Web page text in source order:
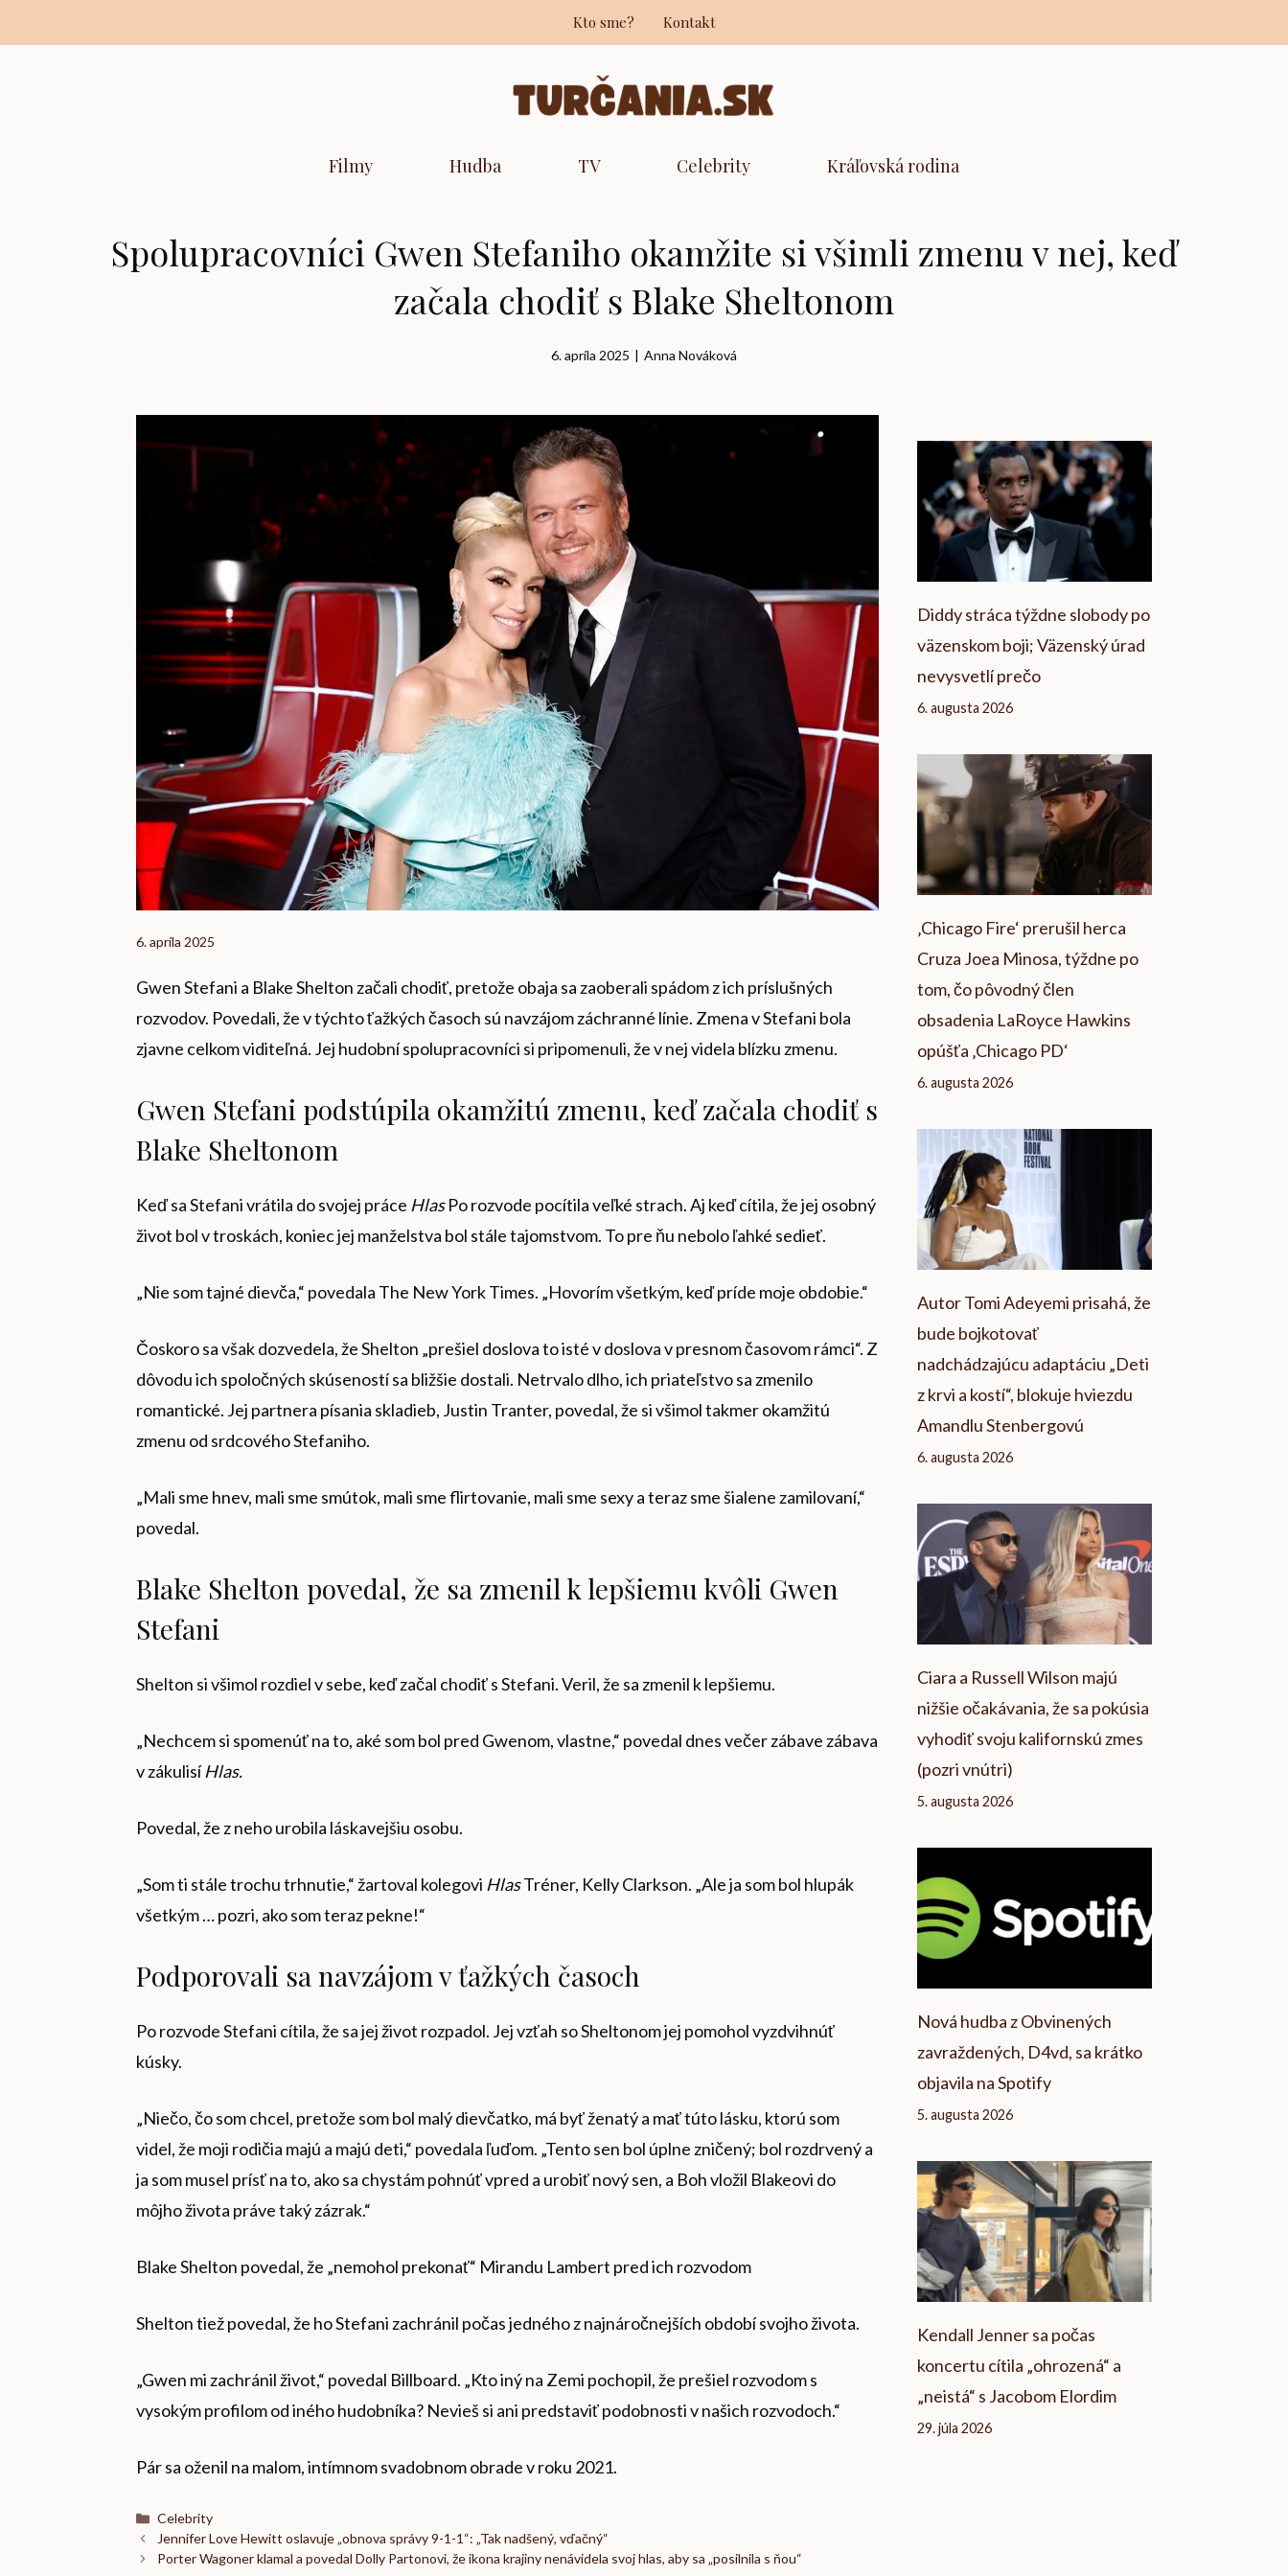
na
Kto sme? Kontakt
Filmy Hudba TV Celebrity Kráľovská rodina
Spolupracovníci Gwen Stefaniho okamžite si všimli zmenu v nej, keď
začala chodiť s Blake Sheltonom
6. apríla 2025 | Anna Nováková
6. apríla 2025
Gwen Stefani a Blake Shelton začali chodiť, pretože obaja sa zaoberali spádom z ich príslušných
rozvodov. Povedali, že v týchto ťažkých časoch sú navzájom záchranné línie. Zmena v Stefani bola
zjavne celkom viditeľná. Jej hudobní spolupracovníci si pripomenuli, že v nej videla blízku zmenu.
Gwen Stefani podstúpila okamžitú zmenu, keď začala chodiť s
Blake Sheltonom
Keď sa Stefani vrátila do svojej práce HlasPo rozvode pocítila veľké strach. Aj keď cítila, že jej osobný
život bol v troskách, koniec jej manželstva bol stále tajomstvom. To pre ňu nebolo ľahké sedieť.
„Nie som tajné dievča,“ povedala The New York Times. „Hovorím všetkým, keď príde moje obdobie.“
Čoskoro sa však dozvedela, že Shelton „prešiel doslova to isté v doslova v presnom časovom rámci“. Z
dôvodu ich spoločných skúseností sa bližšie dostali. Netrvalo dlho, ich priateľstvo sa zmenilo
romantické. Jej partnera písania skladieb, Justin Tranter, povedal, že si všimol takmer okamžitú
zmenu od srdcového Stefaniho.
„Mali sme hnev, mali sme smútok, mali sme flirtovanie, mali sme sexy a teraz sme šialene zamilovaní,“
povedal.
Blake Shelton povedal, že sa zmenil k lepšiemu kvôli Gwen
Stefani
Shelton si všimol rozdiel v sebe, keď začal chodiť s Stefani. Veril, že sa zmenil k lepšiemu.
„Nechcem si spomenúť na to, aké som bol pred Gwenom, vlastne,“ povedal dnes večer zábave zábava
v zákulisíHlas.
Povedal, že z neho urobila láskavejšiu osobu.
„Som ti stále trochu trhnutie,“ žartoval kolegovi HlasTréner, Kelly Clarkson. „Ale ja som bol hlupák
všetkým … pozri, ako som teraz pekne!“
Podporovali sa navzájom v ťažkých časoch
Po rozvode Stefani cítila, že sa jej život rozpadol. Jej vzťah so Sheltonom jej pomohol vyzdvihnúť
kúsky.
„Niečo, čo som chcel, pretože som bol malý dievčatko, má byť ženatý a mať túto lásku, ktorú som
videl, že moji rodičia majú a majú deti,“ povedala ľuďom. „Tento sen bol úplne zničený; bol rozdrvený a
ja som musel prísť na to, ako sa chystám pohnúť vpred a urobiť nový sen, a Boh vložil Blakeovi do
môjho života práve taký zázrak.“
Blake Shelton povedal, že „nemohol prekonať“ Mirandu Lambert pred ich rozvodom
Shelton tiež povedal, že ho Stefani zachránil počas jedného z najnáročnejších období svojho života.
„Gwen mi zachránil život,“ povedal Billboard. „Kto iný na Zemi pochopil, že prešiel rozvodom s
vysokým profilom od iného hudobníka? Nevieš si ani predstaviť podobnosti v našich rozvodoch.“
Pár sa oženil na malom, intímnom svadobnom obrade v roku 2021.
Kategórie
Celebrity
Jennifer Love Hewitt oslavuje „obnova správy 9-1-1“: „Tak nadšený, vďačný“
Porter Wagoner klamal a povedal Dolly Partonovi, že ikona krajiny nenávidela svoj hlas, aby sa „posilnila s ňou“
Diddy stráca týždne slobody po
väzenskom boji; Väzenský úrad
nevysvetlí prečo
6. augusta 2026
‚Chicago Fire‘ prerušil herca
Cruza Joea Minosa, týždne po
tom, čo pôvodný člen
obsadenia LaRoyce Hawkins
opúšťa ‚Chicago PD‘
6. augusta 2026
Autor Tomi Adeyemi prisahá, že
bude bojkotovať
nadchádzajúcu adaptáciu „Deti
z krvi a kostí“, blokuje hviezdu
Amandlu Stenbergovú
6. augusta 2026
Ciara a Russell Wilson majú
nižšie očakávania, že sa pokúsia
vyhodiť svoju kalifornskú zmes
(pozri vnútri)
5. augusta 2026
Nová hudba z Obvinených
zavraždených, D4vd, sa krátko
objavila na Spotify
5. augusta 2026
Kendall Jenner sa počas
koncertu cítila „ohrozená“ a
„neistá“ s Jacobom Elordim
29. júla 2026